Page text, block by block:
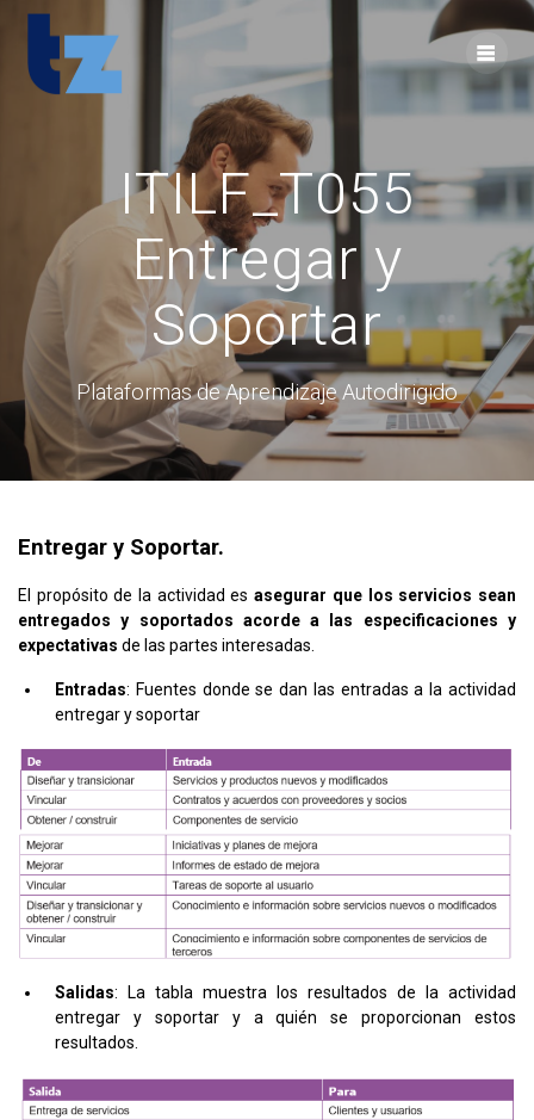
ITILF_T055
Entregar y
Soportar
Plataformas de Aprendizaje Autodirigido
Entregar y Soportar.
El propósito de la actividad esasegurar que los servicios sean
entregados y soportados acorde a las especificaciones y
expectativas de las partes interesadas.
Entradas: Fuentes donde se dan las entradas a la actividad
entregar y soportar
Salidas: La tabla muestra los resultados de la actividad
entregar y soportar y a quién se proporcionan estos
resultados.